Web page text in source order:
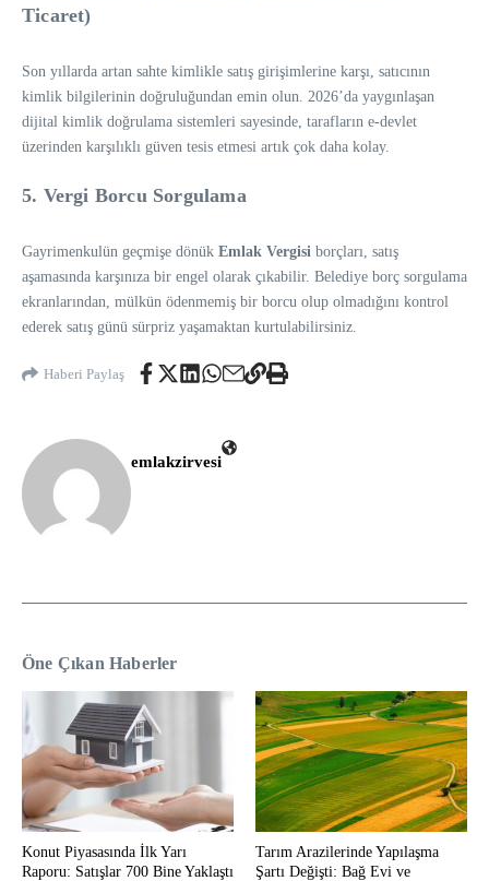
Ticaret)
Son yıllarda artan sahte kimlikle satış girişimlerine karşı, satıcının
kimlik bilgilerinin doğruluğundan emin olun. 2026’da yaygınlaşan
dijital kimlik doğrulama sistemleri sayesinde, tarafların e-devlet
üzerinden karşılıklı güven tesis etmesi artık çok daha kolay.
5. Vergi Borcu Sorgulama
Gayrimenkulün geçmişe dönük Emlak Vergisi borçları, satış
aşamasında karşınıza bir engel olarak çıkabilir. Belediye borç sorgulama
ekranlarından, mülkün ödenmemiş bir borcu olup olmadığını kontrol
ederek satış günü sürpriz yaşamaktan kurtulabilirsiniz.
Haberi Paylaş
emlakzirvesi
Öne Çıkan Haberler
Konut Piyasasında İlk Yarı
Raporu: Satışlar 700 Bine Yaklaştı
Tarım Arazilerinde Yapılaşma
Şartı Değişti: Bağ Evi ve